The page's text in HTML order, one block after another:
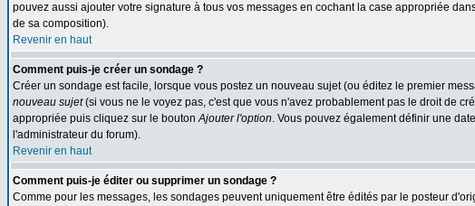
pouvez aussi ajouter votre signature à tous vos messages en cochant la case appropriée
de sa composition).
Revenir en haut
Comment puis-je créer un sondage ?
Créer un sondage est facile, lorsque vous postez un nouveau sujet (ou éditez le premier
nouveau sujet(si vous ne le voyez pas, c'est que vous n'avez probablement pas le droit de
appropriée puis cliquez sur le boutonAjouter l'option. Vous pouvez également définir une
l'administrateur du forum).
Revenir en haut
Comment puis-je éditer ou supprimer un sondage ?
Comme pour les messages, les sondages peuvent uniquement être édités par le posteur